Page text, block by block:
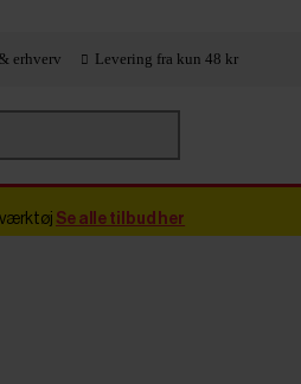
erhverv Levering fra kun 48 kr
værktøj Se alle tilbud her